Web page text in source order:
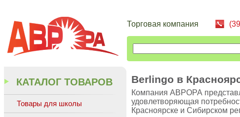
Торговая компания
Berlingo в
Компания АВРОРА
удовлетворяющая
Красноярске и Сибирском
КАТАЛОГ ТОВАРОВ
Товары для школы